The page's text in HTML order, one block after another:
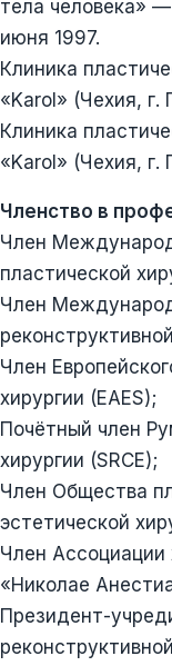
тела человека»
июня 1997.
Клиника
«Karol» (Чехия, г.
Клиника
«Karol» (Чехия, г.
Членство в
Член
пластической
Член
Член
хирургии (EAES);
Почётный член
хирургии (SRCE);
Член Общества
эстетической
Член Ассоциации
«Николае
Президент-